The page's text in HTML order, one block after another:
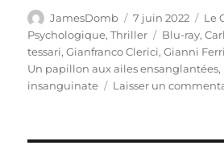
Auteur
JamesDomb
Publié
le
7 juin 2022 Le
Psychologique,Thriller Étiquettes
Blu-ray,
tessari,Gianfranco Clerici,Gianni
Un papillon aux ailes ensanglantées,
insanguinate
Laisser un